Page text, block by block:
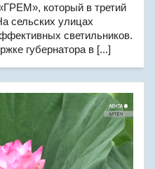
который в третий
сельских улицах
светильников.
губернатора в [...]